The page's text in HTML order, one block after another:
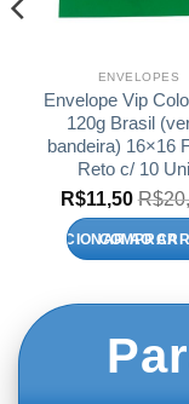
ENVELOPES
Envelope Vip
120g Brasil
bandeira) 16×16
Reto c/ 10
R$11,50 R$
ADICIONAR AO